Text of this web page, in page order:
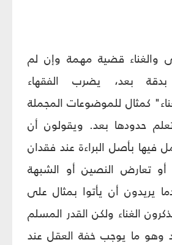
والغناء قضية مهمة وإن لم
بعد، يضرب الفقهاء
كمثال للموضوعات المجملة
حدودها بعد. ويقولون أن
فيها بأصل البراءة عند فقدان
أو تعارض النصين أو الشبهة
يريدون أن يأتوا بمثال على
الغناء ولكن القدر المسلم
وهو ما يوجب خفة العقل عند